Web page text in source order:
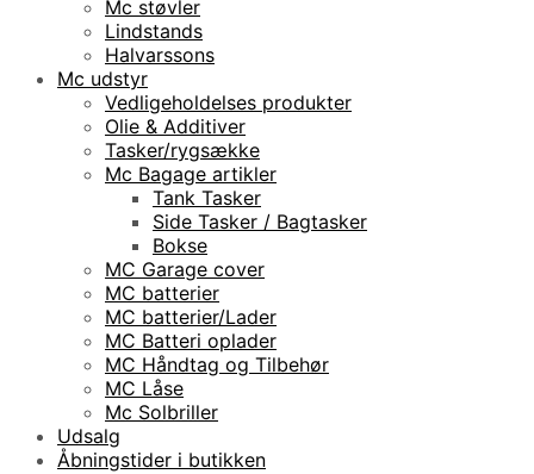
Mc støvler
Lindstands
Halvarssons
Mc udstyr
Vedligeholdelses produkter
Olie & Additiver
Tasker/rygsække
Mc Bagage artikler
Tank Tasker
Side Tasker / Bagtasker
Bokse
MC Garage cover
MC batterier
MC batterier/Lader
MC Batteri oplader
MC Håndtag og Tilbehør
MC Låse
Mc Solbriller
Udsalg
Åbningstider i butikken